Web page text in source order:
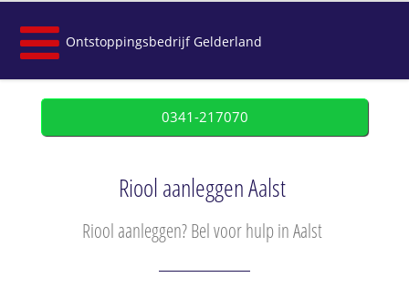
Ontstoppingsbedrijf Gelderland
0341-217070
Riool aanleggen Aalst
Riool aanleggen? Bel voor hulp in Aalst